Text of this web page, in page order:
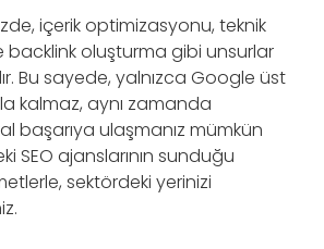
içerik optimizasyonu, teknik
backlink oluşturma gibi unsurlar
Bu sayede, yalnızca Google üst
kalmaz, aynı zamanda
başarıya ulaşmanız mümkün
SEO ajanslarının sunduğu
sektördeki yerinizi